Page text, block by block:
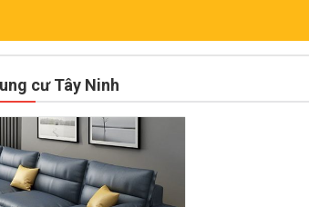
cư Tây Ninh